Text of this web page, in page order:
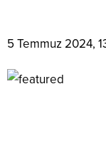
5 Temmuz 2024,